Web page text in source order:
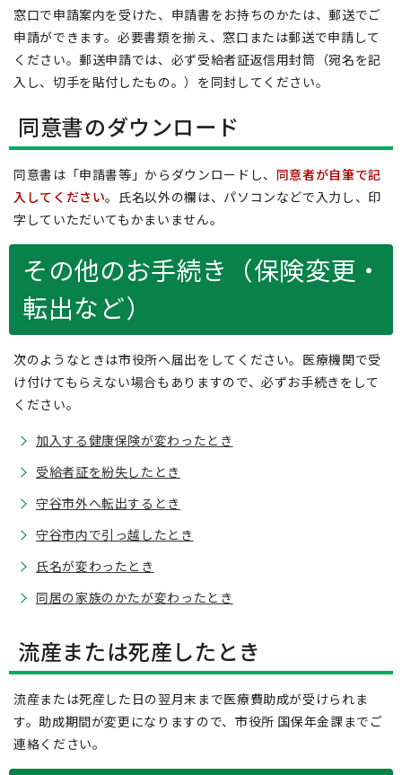
窓口で申請案内を受けた、申請書をお持ちのかたは、郵送でご
申請ができます。必要書類を揃え、窓口または郵送で申請して
ください。郵送申請では、必ず受給者証返信用封筒（宛名を記
入し、切手を貼付したもの。）を同封してください。
同意書のダウンロード
同意書は「申請書等」からダウンロードし、 同意者が自筆で記
入してください。氏名以外の欄は、パソコンなどで入力し、印
字していただいてもかまいません。
その他のお手続き（保険変更・
転出など）
次のようなときは市役所へ届出をしてください。医療機関で受
け付けてもらえない場合もありますので、必ずお手続きをして
ください。
加入する健康保険が変わったとき
受給者証を紛失したとき
守谷市外へ転出するとき
守谷市内で引っ越したとき
氏名が変わったとき
同居の家族のかたが変わったとき
流産または死産したとき
流産または死産した日の翌月末まで医療費助成が受けられま
す。助成期間が変更になりますので、市役所 国保年金課までご
連絡ください。